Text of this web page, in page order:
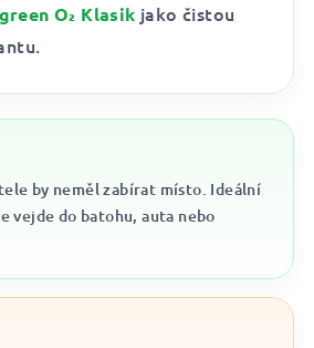
O₂ Klasik jako čistou
by neměl zabírat místo. Ideální
vejde do batohu, auta nebo